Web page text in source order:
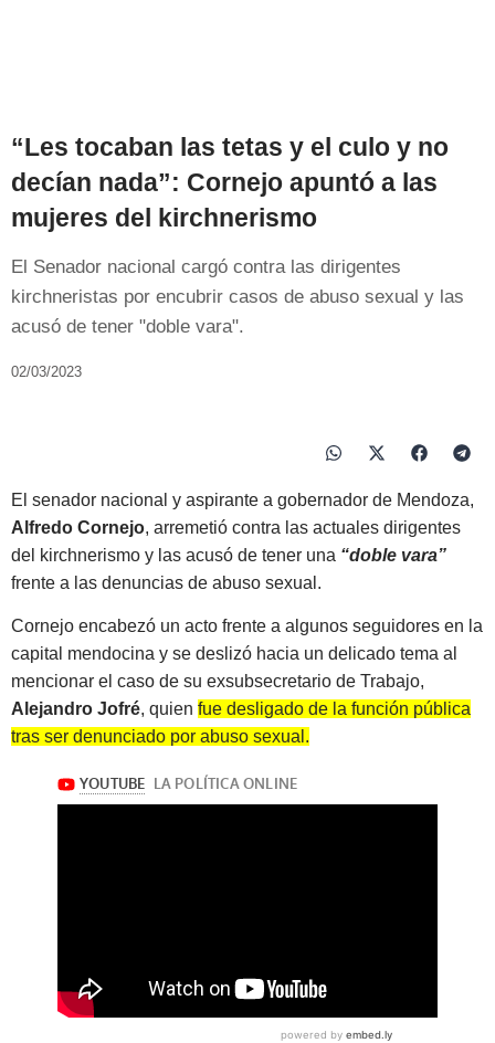
“Les tocaban las tetas y el culo y no
decían nada”: Cornejo apuntó a las
mujeres del kirchnerismo
El Senador nacional cargó contra las dirigentes
kirchneristas por encubrir casos de abuso sexual y las
acusó de tener "doble vara".
02/03/2023
El senador nacional y aspirante a gobernador de Mendoza,
Alfredo Cornejo, arremetió contra las actuales dirigentes
del kirchnerismo y las acusó de tener una “doble vara”
frente a las denuncias de abuso sexual.
Cornejo encabezó un acto frente a algunos seguidores en la
capital mendocina y se deslizó hacia un delicado tema al
mencionar el caso de su exsubsecretario de Trabajo,
Alejandro Jofré, quien fue desligado de la función pública
tras ser denunciado por abuso sexual.